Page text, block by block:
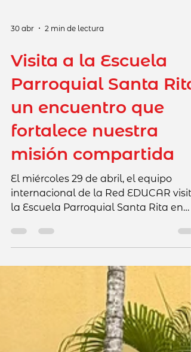
Visita a la Escuela
Parroquial Santa Rita:
un encuentro que
fortalece nuestra
misión compartida
El miércoles 29 de abril, el equipo
internacional de la Red EDUCAR
la Escuela Parroquial Santa Rita en
Santo Domingo, en el marco de su
encuentro de trabajo, con el objetivo
de continuar sus sesiones y conocer